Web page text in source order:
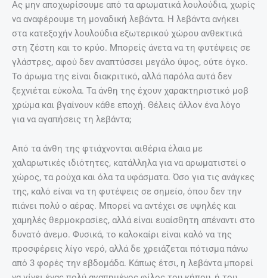
Ας μην αποχωρίσουμε από τα αρωματικά λουλούδια, χωρίς
να αναφέρουμε τη μοναδική λεβάντα. Η λεβάντα ανήκει
στα κατεξοχήν λουλούδια εξωτερικού χώρου ανθεκτικά
στη ζέστη και το κρύο. Μπορείς άνετα να τη φυτέψεις σε
γλάστρες, αφού δεν αναπτύσσει μεγάλο ύψος, ούτε όγκο.
Το άρωμα της είναι διακριτικό, αλλά παρόλα αυτά δεν
ξεχνιέται εύκολα. Τα άνθη της έχουν χαρακτηριστικό μοβ
χρώμα και βγαίνουν κάθε εποχή. Θέλεις άλλον ένα λόγο
για να αγαπήσεις τη λεβάντα;
Από τα άνθη της φτιάχνονται αιθέρια έλαια με
χαλαρωτικές ιδιότητες, κατάλληλα για να αρωματιστεί ο
χώρος, τα ρούχα και όλα τα υφάσματα. Όσο για τις ανάγκες
της, καλό είναι να τη φυτέψεις σε σημείο, όπου δεν την
πιάνει πολύ ο αέρας. Μπορεί να αντέχει σε υψηλές και
χαμηλές θερμοκρασίες, αλλά είναι ευαίσθητη απέναντι στο
δυνατό άνεμο. Φυσικά, το καλοκαίρι είναι καλό να της
προσφέρεις λίγο νερό, αλλά δε χρειάζεται πότισμα πάνω
από 3 φορές την εβδομάδα. Κάπως έτσι, η λεβάντα μπορεί